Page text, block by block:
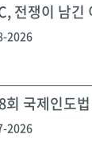
전쟁이 남긴
2026
회 국제인도
2026